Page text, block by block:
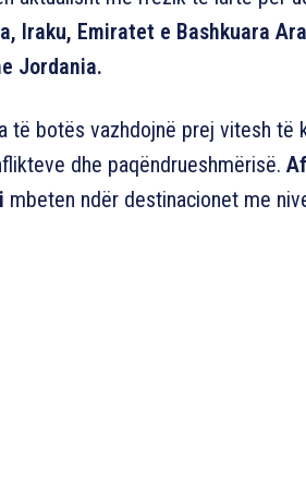
Iraku, Emiratet e Bashkuara
Jordania.
të botës vazhdojnë prej vitesh të
dhe paqëndrueshmërisë.
mbeten ndër destinacionet me